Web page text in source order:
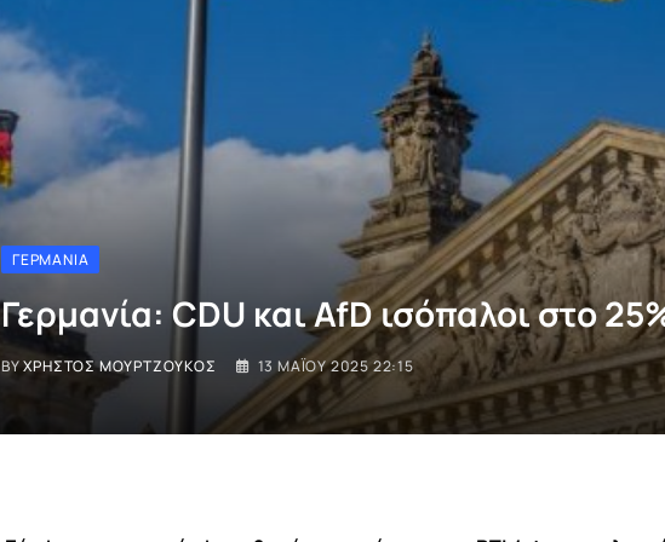
ΓΕΡΜΑΝΊΑ
Γερμανία: CDU και AfD ισόπαλοι στο
BYΧΡΉΣΤΟΣ ΜΟΥΡΤΖΟΎΚΟΣ 13 ΜΑΪ́ΟΥ 2025 22:15